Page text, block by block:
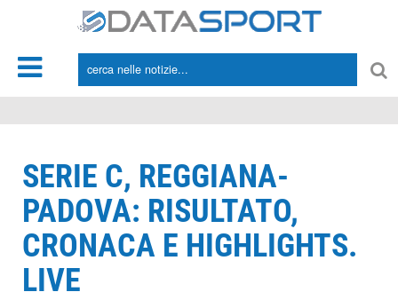
SERIE C, REGGIANA-
PADOVA: RISULTATO,
CRONACA E HIGHLIGHTS.
LIVE